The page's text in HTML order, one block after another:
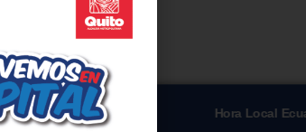
Día/Mes/Año Hora Local